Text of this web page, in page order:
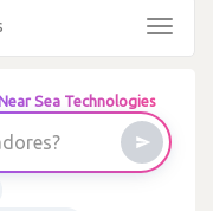
Toggle
Sea Technologies
d ores?